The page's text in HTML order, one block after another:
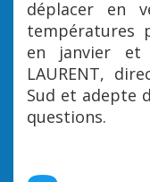
déplacer en
températures
en janvier et
LAURENT,
Sud et adepte
questions.